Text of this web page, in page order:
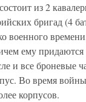
из 2
бригад (4
военного
ему придаются
и все броневые
Во время
корпусов.